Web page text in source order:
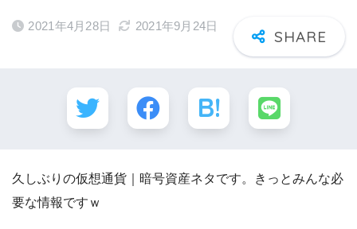
2021年4月28日 2021年9月24日
久しぶりの仮想通貨｜暗号資産ネタです。きっとみんな必
要な情報ですｗ